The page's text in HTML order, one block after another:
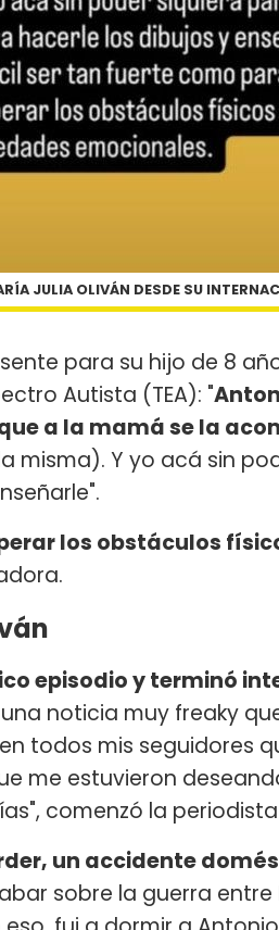
JULIA OLIVÁN DESDE SU
para su hijo de 8
Autista (TEA): "
a la mamá se la
misma). Y yo acá sin
los obstáculos
episodio y terminó
noticia muy freaky
todos mis seguidores
me estuvieron
comenzó la
un accidente
sobre la guerra entre